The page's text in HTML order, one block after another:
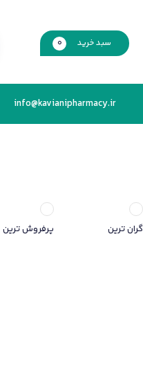
سبد خرید 0
info@kavianipharmacy.ir
گران ترین پرفروش ترین